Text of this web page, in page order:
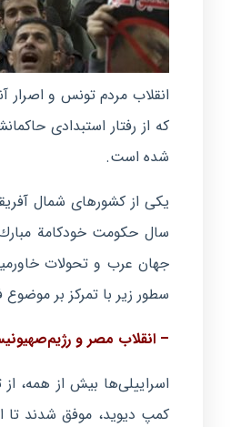
انقلاب مردم تونس و اصرار
كه از رفتار استبدادی
شده است.
سال حكومت خودكامة
جهان عرب و تحولات
سطور زیر با تمركز بر
– انقلاب مصر و
كمپ دیوید، موفق شدند تا